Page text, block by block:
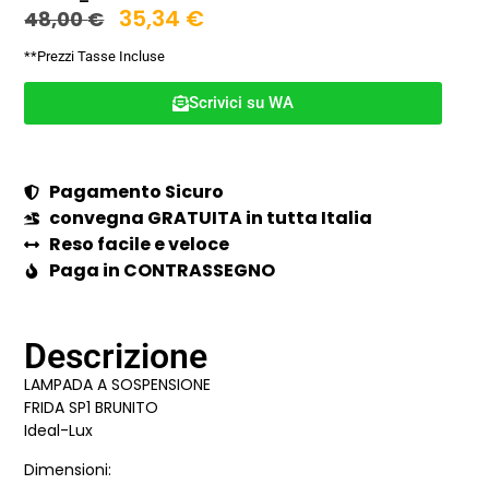
48,00€ 35,34 €
**Prezzi Tasse Incluse
Scrivici su WA
Pagamento Sicuro
convegna GRATUITA in tutta Italia
Reso facile e veloce
Paga in CONTRASSEGNO
Descrizione
LAMPADA A SOSPENSIONE
FRIDA SP1 BRUNITO
Ideal-Lux
Dimensioni: